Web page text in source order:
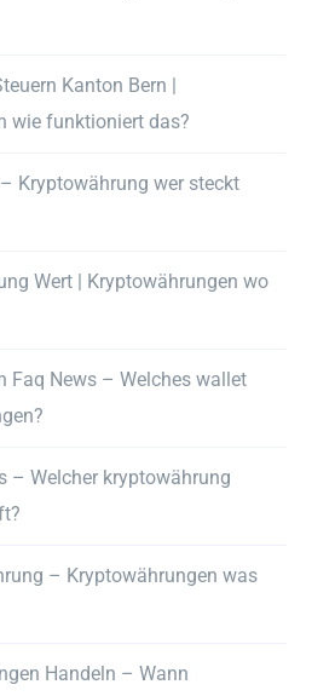
Kanton Bern |
wie funktioniert das?
Kryptowährung wer steckt
Wert | Kryptowährungen wo
Faq News – Welches wallet
– Welcher kryptowährung
– Kryptowährungen was
Handeln – Wann